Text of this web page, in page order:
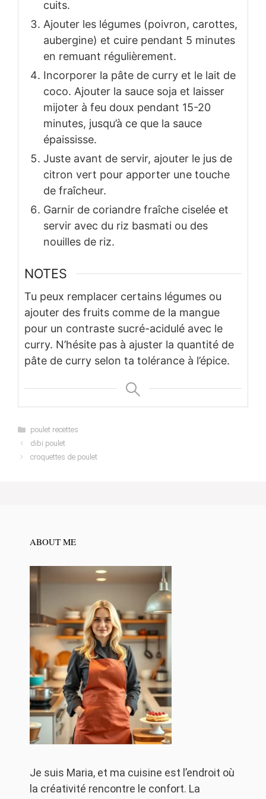
cuits.
Ajouter les légumes (poivron, carottes,
aubergine) et cuire pendant 5 minutes
en remuant régulièrement.
Incorporer la pâte de curry et le lait de
coco. Ajouter la sauce soja et laisser
mijoter à feu doux pendant 15-20
minutes, jusqu’à ce que la sauce
épaississe.
Juste avant de servir, ajouter le jus de
citron vert pour apporter une touche
de fraîcheur.
Garnir de coriandre fraîche ciselée et
servir avec du riz basmati ou des
nouilles de riz.
NOTES
Tu peux remplacer certains légumes ou
ajouter des fruits comme de la mangue
pour un contraste sucré-acidulé avec le
curry. N’hésite pas à ajuster la quantité de
pâte de curry selon ta tolérance à l’épice.
Categories
poulet recettes
dibi poulet
croquettes de poulet
ABOUT ME
Je suis Maria, et ma cuisine est l’endroit où
la créativité rencontre le confort. La